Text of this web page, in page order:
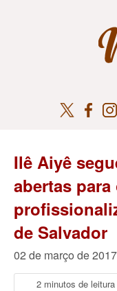
Ilê Aiyê
abertas
de Salvador
02 de março de
2 minutos de leitura